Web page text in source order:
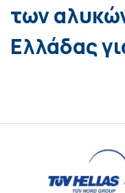
των
Ελλάδας